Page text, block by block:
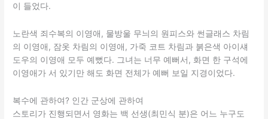
이 들었다.
노란색 죄수복의 이영애, 물방울 무늬의 원피스와 썬글래스 차림
의 이영애, 잠옷 차림의 이영애, 가죽 코트 차림과 붉은색 아이섀
도우의 이영애 모두 예뻤다. 그녀는 너무 예뻐서, 화면 한 구석에
이영애가 서 있기만 해도 화면 전체가 예뻐 보일 지경이었다.
복수에 관하여? 인간 군상에 관하여
스토리가 진행되면서 영화는 백 선생(최민식 분)은 어느 누구도